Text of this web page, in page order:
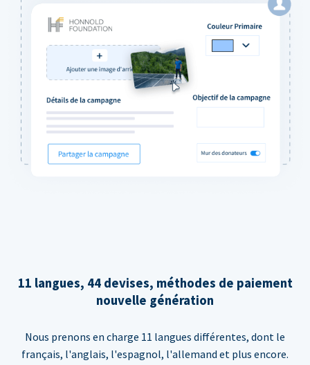
11 langues, 44 devises, méthodes de paiement
nouvelle génération
Nous prenons en charge 11 langues différentes, dont le
français, l'anglais, l'espagnol, l'allemand et plus encore.